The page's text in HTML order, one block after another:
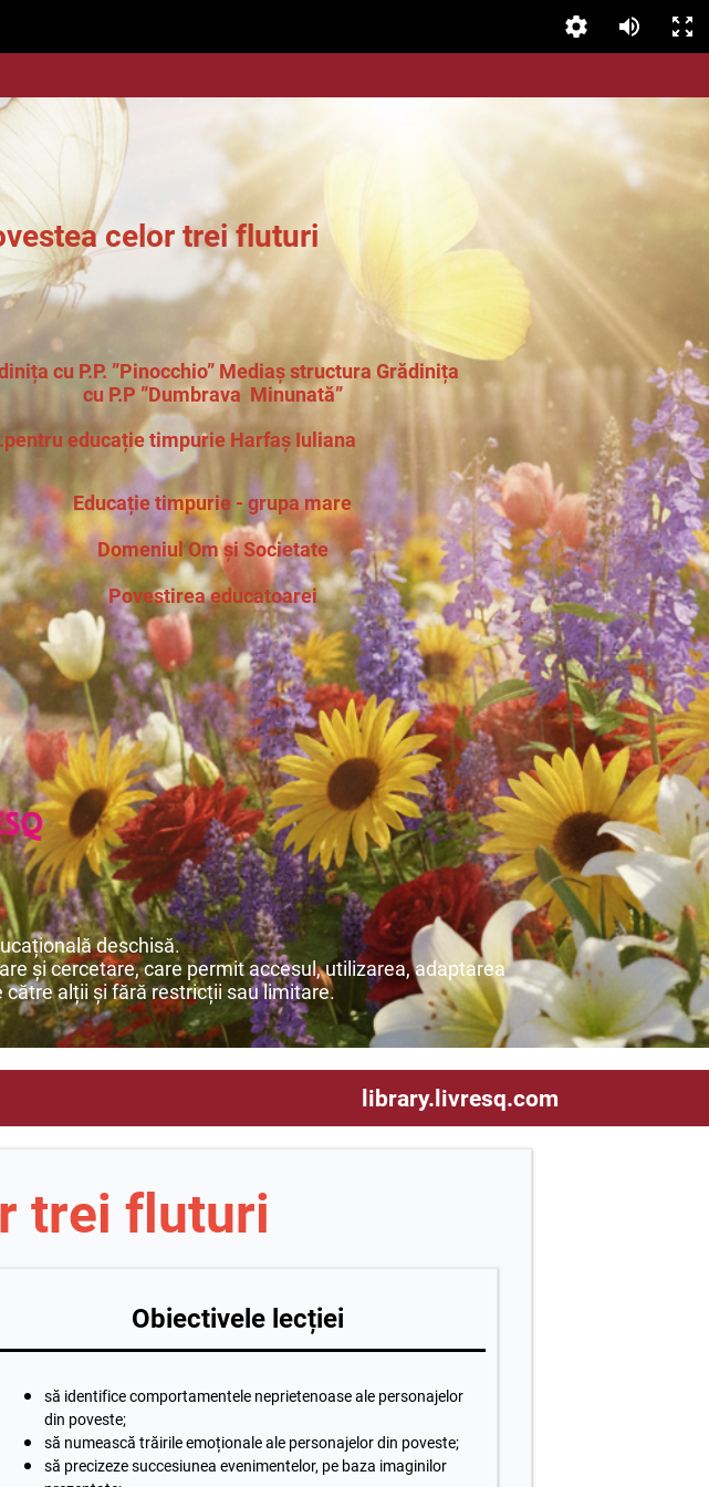
trei fluturi
cu P.P. ”Pinocchio” Mediaș structura Grădinița
cu P.P ”Dumbrava Minunată”
educație timpurie Harfaș Iuliana
Educație timpurie - grupa mare
Domeniul Om și Societate
Povestirea educatoarei
deschisă.
și cercetare, care permit accesul, utilizarea, adaptarea
alții și fără restricții sau limitare.
library.livresq.com
trei fluturi
Obiectivele lecției
să identifice comportamentele neprietenoase ale personajelor
din poveste;
să numească trăirile emoționale ale personajelor din poveste;
să precizeze succesiunea evenimentelor, pe baza imaginilor